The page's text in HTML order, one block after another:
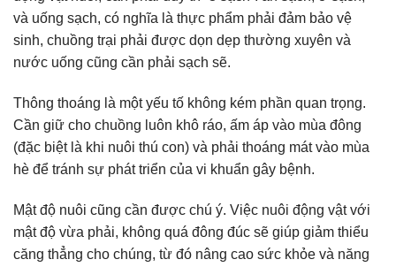
và uống sạch, có nghĩa là thực phẩm phải đảm bảo vệ
sinh, chuồng trại phải được dọn dẹp thường xuyên và
nước uống cũng cần phải sạch sẽ.
Thông thoáng là một yếu tố không kém phần quan trọng.
Cần giữ cho chuồng luôn khô ráo, ấm áp vào mùa đông
(đặc biệt là khi nuôi thú con) và phải thoáng mát vào mùa
hè để tránh sự phát triển của vi khuẩn gây bệnh.
Mật độ nuôi cũng cần được chú ý. Việc nuôi động vật với
mật độ vừa phải, không quá đông đúc sẽ giúp giảm thiểu
căng thẳng cho chúng, từ đó nâng cao sức khỏe và năng